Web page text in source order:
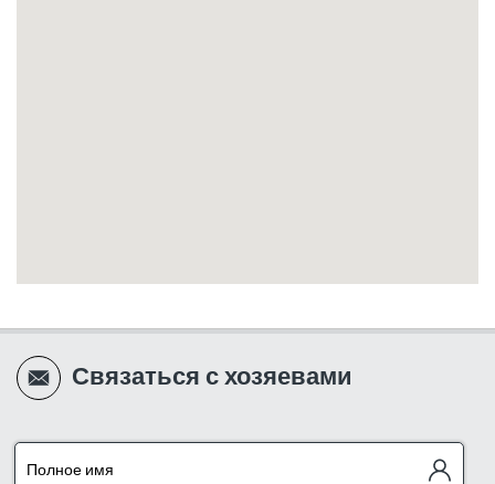
Связаться с хозяевами